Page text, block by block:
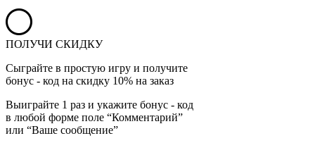
ПОЛУЧИ СКИДКУ
Сыграйте в простую игру и получите
бонус - код на скидку 10% на заказ
Выиграйте 1 раз и укажите бонус - код
в любой форме поле “Комментарий”
или “Ваше сообщение”